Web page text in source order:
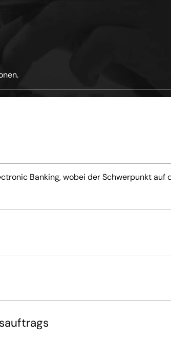
Banking, wobei der Schwerpunkt auf